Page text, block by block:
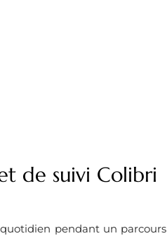
de suivi Colibri
pendant un parcours